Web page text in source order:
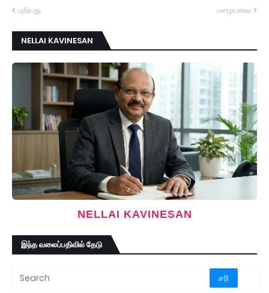
புதியது பழையவை
NELLAI KAVINESAN
NELLAI KAVINESAN
இந்த வலைப்பதிவில் தேடு